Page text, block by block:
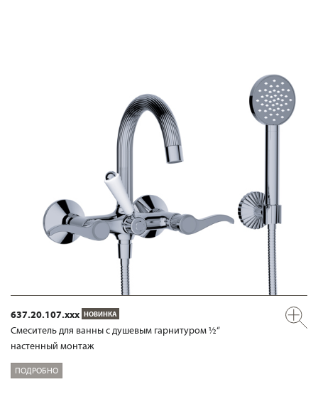
637.20.107.xxx НОВИНКА
Смеситель для ванны с душевым гарнитуром ½“
настенный монтаж
ПОДРОБНО